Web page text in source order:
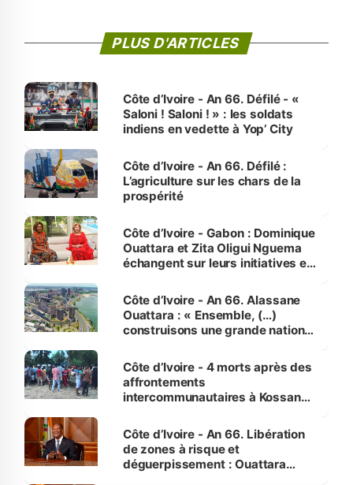
PLUS D'ARTICLES
Côte d’Ivoire - An 66. Défilé - «
Saloni ! Saloni ! » : les soldats
indiens en vedette à Yop’ City
Côte d’Ivoire - An 66. Défilé :
L’agriculture sur les chars de la
prospérité
Côte d’Ivoire - Gabon : Dominique
Ouattara et Zita Oligui Nguema
échangent sur leurs initiatives en
enfants
Côte d’Ivoire - An 66. Alassane
Ouattara : « Ensemble, (…)
construisons une grande nation
générations futures »
Côte d’Ivoire - 4 morts après des
affrontements
intercommunautaires à Kossandji
milieu des sinistrés
Côte d’Ivoire - An 66. Libération
de zones à risque et
déguerpissement : Ouattara